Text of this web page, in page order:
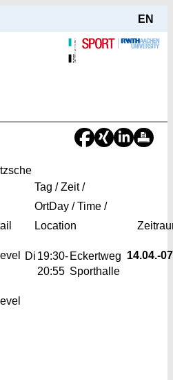
EN
Tag / Zeit /
OrtDay / Time /
Location
Di 19:30-
20:55
Eckertweg
Sporthalle
14.04.-